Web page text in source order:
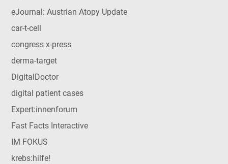
eJournal: Austrian Atopy Update
car-t-cell
congress x-press
derma-target
DigitalDoctor
digital patient cases
Expert:innenforum
Fast Facts Interactive
IM FOKUS
krebs:hilfe!